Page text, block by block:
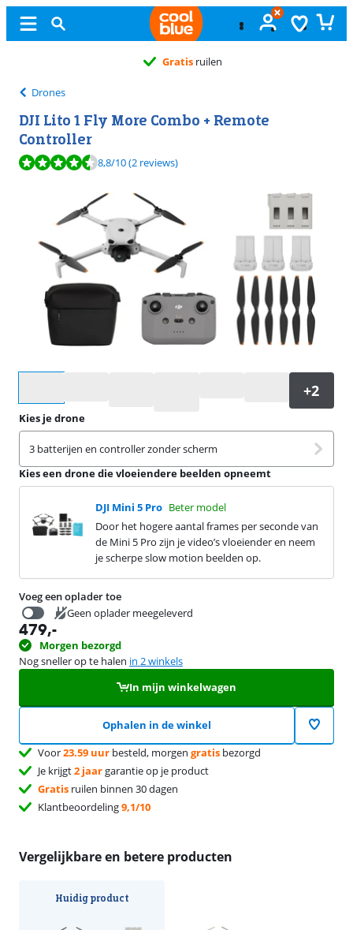
Gratis ruilen
Drones
DJI Lito 1 Fly More Combo + Remote
Controller
Beoordeling is 8,8 van de 10, gebaseerd op 2 reviews.
8,8/10(2 reviews)
Kies je drone
3 batterijen en controller zonder scherm
Kies een drone die vloeiendere beelden opneemt
DJI Mini 5 Pro Beter model
Door het hogere aantal frames per seconde van
de Mini 5 Pro zijn je video’s vloeiender en neem
je scherpe slow motion beelden op.
Voeg een oplader toe
Geen oplader meegeleverd
479,-
Morgen bezorgd
Nog sneller op te halen in 2 winkels
In mijn winkelwagen
Ophalen in de winkel
Voor23.59 uur besteld, morgen gratis bezorgd
Je krijgt2 jaargarantie op je product
Gratis ruilen binnen 30 dagen
Klantbeoordeling9,1/10
Vergelijkbare en betere producten
Huidig product